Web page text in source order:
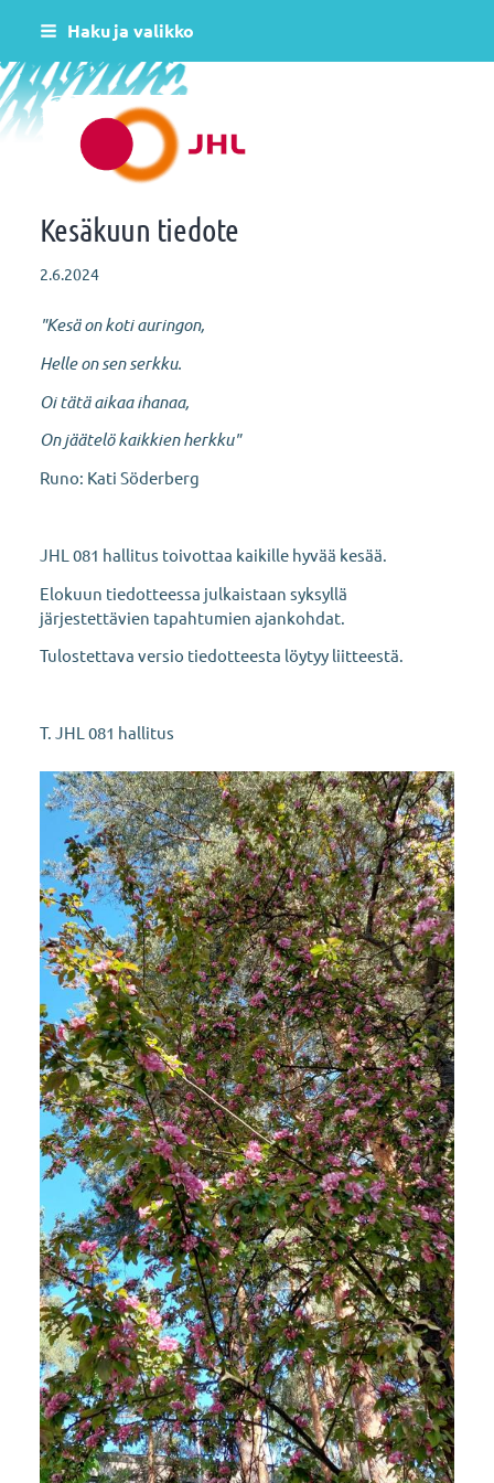
Siirry
sisältöön
Haku ja valikko
Helsingin varhaiskasvatus JHL ry 081
Kesäkuun tiedote
2.6.2024
"Kesä on koti auringon,
Helle on sen serkku.
Oi tätä aikaa ihanaa,
On jäätelö kaikkien herkku"
Runo: Kati Söderberg
JHL 081 hallitus toivottaa kaikille hyvää kesää.
Elokuun tiedotteessa julkaistaan syksyllä
järjestettävien tapahtumien ajankohdat.
Tulostettava versio tiedotteesta löytyy liitteestä.
T. JHL 081 hallitus